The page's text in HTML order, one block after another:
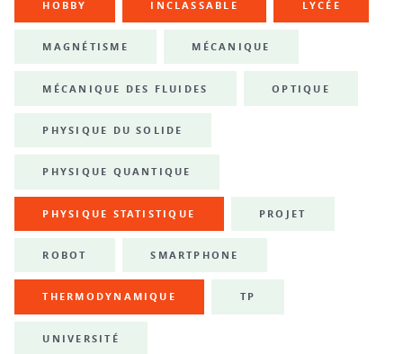
HOBBY INCLASSABLE LYCÉE
MAGNÉTISME MÉCANIQUE
MÉCANIQUE DES FLUIDES OPTIQUE
PHYSIQUE DU SOLIDE
PHYSIQUE QUANTIQUE
PHYSIQUE STATISTIQUE PROJET
ROBOT SMARTPHONE
THERMODYNAMIQUE TP
UNIVERSITÉ